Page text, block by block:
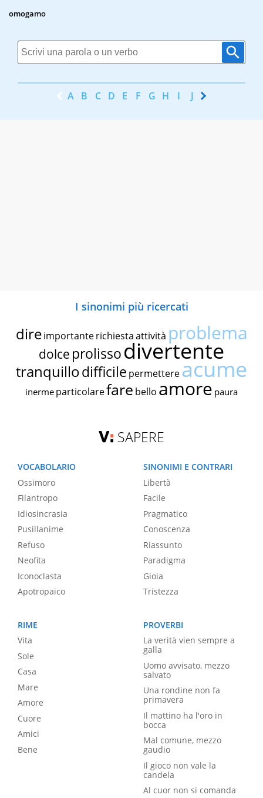
omogamo
A B C D E F G H I J K
I sinonimi più ricercati
dire importante richiestaattività problema
dolce prolissodivertente
tranquillodifficile permettereacume
inerme particolarefare bello amore paura
SAPERE
VOCABOLARIO
Ossimoro
Filantropo
Idiosincrasia
Pusillanime
Refuso
Neofita
Iconoclasta
Apotropaico
SINONIMI E CONTRARI
Libertà
Facile
Pragmatico
Conoscenza
Riassunto
Paradigma
Gioia
Tristezza
RIME
Vita
Sole
Casa
Mare
Amore
Cuore
Amici
Bene
PROVERBI
La verità vien sempre a
galla
Uomo avvisato, mezzo
salvato
Una rondine non fa
primavera
Il mattino ha l'oro in
bocca
Mal comune, mezzo
gaudio
Il gioco non vale la
candela
Al cuor non si comanda